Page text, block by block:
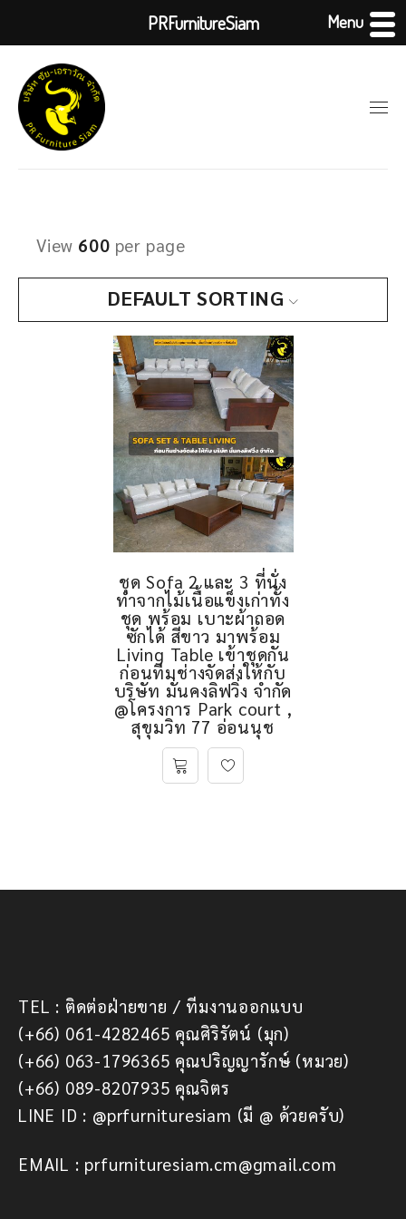
DEFAULT SORTING
View 600 per page
ชุด Sofa 2 และ 3 ที่นั่ง
ทำจากไม้เนื้อแข็งเก่าทั้ง
ชุด พร้อม เบาะผ้าถอด
ซักได้ สีขาว มาพร้อม
Living Table เข้าชุดกัน
ก่อนทีมช่างจัดส่งให้กับ
บริษัท มั่นคงลิฟวิ่ง จำกัด
@โครงการ Park court ,
สุขุมวิท 77 อ่อนนุช
TEL : ติดต่อฝ่ายขาย / ทีมงานออกแบบ
(+66) 061-4282465 คุณศิริรัตน์ (มุก)
(+66) 063-1796365 คุณปริญญารักษ์ (หมวย)
(+66) 089-8207935 คุณจิตร
LINE ID : @prfurnituresiam (มี @ ด้วยครับ)
EMAIL : prfurnituresiam.cm@gmail.com
PRFurnitureSiam Menu